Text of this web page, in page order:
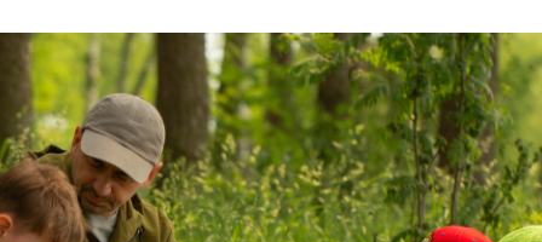
Я — САМ ТУРИСТ САНКТ-